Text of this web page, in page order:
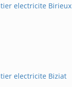
electricite Birieux
electricite Biziat